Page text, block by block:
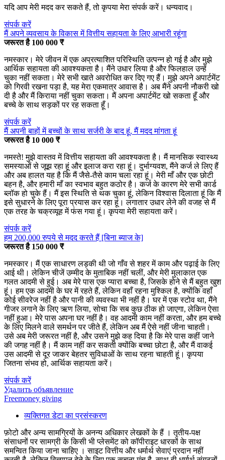
यदि आप मेरी मदद कर सकते हैं, तो कृपया मेरा संपर्क करें। धन्यवाद।
संपर्क करें
मैं अपने व्यवसाय के विकास में वित्तीय सहायता के लिए आभारी रहूंगा
जरूरत है 100 000 ₹
नमस्कार। मेरे जीवन में एक अप्रत्याशित परिस्थिति उत्पन्न हो गई है और मुझे
आर्थिक सहायता की आवश्यकता है। मैंने उधार लिया है और फिलहाल उन्हें
चुका नहीं सकता। मेरे सभी खाते अवरोधित कर दिए गए हैं। मुझे अपने अपार्टमेंट
को गिरवी रखना पड़ा है, यह मेरा एकमात्र आवास है। अब मैंने अपनी नौकरी खो
दी है और मैं किराया नहीं चुका सकता। मैं अपना अपार्टमेंट खो सकता हूँ और
बच्चे के साथ सड़कों पर रह सकता हूँ।
संपर्क करें
मैं अपनी बाहों में बच्चों के साथ सर्जरी के बाद हूं, मैं मदद मांगता हूं
जरूरत है 10 000 ₹
नमस्ते! मुझे वास्तव में वित्तीय सहायता की आवश्यकता है। मैं मानसिक स्वास्थ्य
समस्याओं से जूझ रहा हूं और इलाज करा रहा हूं। दुर्भाग्यवश, मैंने कर्ज ले लिए हैं
और अब हालत यह है कि मैं जैसे-तैसे काम चला रहा हूं। मेरी माँ और एक छोटी
बहन है, और हमारी माँ का स्वभाव बहुत कठोर है। कर्ज के कारण मेरे सभी कार्ड
ब्लॉक हो चुके हैं। मैं इस स्थिति से थक चुका हूं, लेकिन विश्वास दिलाता हूं कि मैं
इसे सुधारने के लिए पूरा प्रयास कर रहा हूं। लगातार उधार लेने की वजह से मैं
एक तरह के चक्रव्यूह में फंस गया हूं। कृपया मेरी सहायता करें।
संपर्क करें
हम 200,000 रुपये से मदद करते हैं [बिना ब्याज के]
जरूरत है 150 000 ₹
नमस्कार। मैं एक साधारण लड़की थी जो गाँव से शहर में काम और पढ़ाई के लिए
आई थी। लेकिन चीजें उम्मीद के मुताबिक नहीं चलीं, और मेरी मुलाकात एक
गलत आदमी से हुई। अब मेरे पास एक प्यारा बच्चा है, जिसके होने से मैं बहुत खुश
हूं। हम एक आदमी के घर में रहते हैं, लेकिन वहाँ रहना मुश्किल है, क्योंकि वहाँ
कोई सीवरेज नहीं है और पानी की व्यवस्था भी नहीं है। घर में एक स्टोव था, मैंने
गीजर लगाने के लिए ऋण लिया, सोचा कि सब कुछ ठीक हो जाएगा, लेकिन ऐसा
नहीं हुआ। मेरे पास अपना घर नहीं है। वह आदमी काम नहीं करता, और हम बच्चे
के लिए मिलने वाले समर्थन पर जीते हैं, लेकिन अब मैं ऐसे नहीं जीना चाहती।
उसे अब मेरी जरूरत नहीं है, और उसने मुझे कह दिया है कि मेरे पास कहीं जाने
की जगह नहीं है। मैं काम नहीं कर सकती क्योंकि बच्चा छोटा है, और मैं वाकई
उस आदमी से दूर जाकर बेहतर सुविधाओं के साथ रहना चाहती हूं। कृपया
जितना संभव हो, आर्थिक सहायता करें।
संपर्क करें
Удалить объявление
Freemoney giving
व्यक्तिगत डेटा का प्रसंस्करण
फ़ोटो और अन्य सामग्रियों के अनन्य अधिकार लेखकों के हैं । तृतीय-पक्ष
संसाधनों पर सामग्री के किसी भी प्लेसमेंट को कॉपीराइट धारकों के साथ
समन्वित किया जाना चाहिए । साइट वित्तीय और धर्मार्थ सेवाएं प्रदान नहीं